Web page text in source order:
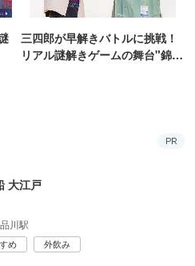
三四郎が早解きバトルに挑戦！
リアル謎解きゲームの舞台"錦糸
PR
大江戸
川駅
め 外飲み